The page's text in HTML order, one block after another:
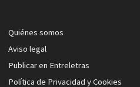
Quiénes somos
Aviso legal
Publicar en Entreletras
Política de Privacidad y Cookies